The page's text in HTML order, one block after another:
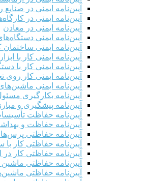
آیین‌نامه ایمنی در
آیین‌نامه ایمنی در
آیین‌نامه ایمنی در معادن
آیین‌نامه ایمنی
آیین‌نامه ایمنی ساختمان
آیین‌نامه ایمنی کار با
آیین‌نامه ایمنی کار با
آیین‌نامه ایمنی کار
آیین‌نامه ایمنی
آیین‌نامه بکارگیری
آیین‌نامه پیشگیری و
آیین‌نامه حفاظت
آیین‌نامه حفاظت و
آیین‌نامه حفاظتی
آیین‌نامه حفاظتی کار
آیین‌نامه حفاظتی کار در
آیین‌نامه حفاظتی
آیین‌نامه حفاظتی